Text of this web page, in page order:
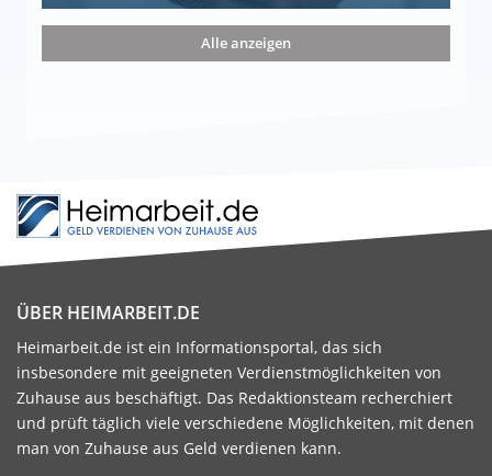
die 15 besten Möglichkeiten
Alle anzeigen
ÜBER HEIMARBEIT.DE
Heimarbeit.de ist ein Informationsportal, das sich
insbesondere mit geeigneten Verdienstmöglichkeiten von
Zuhause aus beschäftigt. Das Redaktionsteam recherchiert
und prüft täglich viele verschiedene Möglichkeiten, mit denen
man von Zuhause aus Geld verdienen kann.